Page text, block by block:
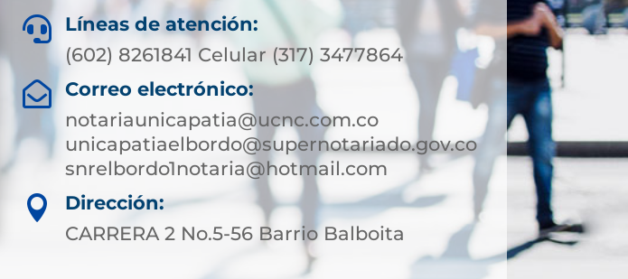

Líneas de atención:
(602) 8261841 Celular (317) 3477864

Correo electrónico:
notariaunicapatia@ucnc.com.co
unicapatiaelbordo@supernotariado.gov.co
snrelbordo1notaria@hotmail.com

Dirección:
CARRERA 2 No.5-56 Barrio Balboita